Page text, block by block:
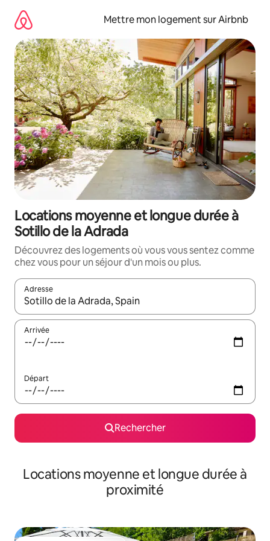
directement
contenu
Mettre mon logement sur Airbnb
Locations moyenne et longue durée à
Sotillo de la Adrada
Découvrez des logements où vous vous sentez comme
chez vous pour un séjour d'un mois ou plus.
Adresse
Lorsque les résultats s'affichent, utilisez les flèches vers le
Arrivée
Départ
Rechercher
Locations moyenne et longue durée à
proximité